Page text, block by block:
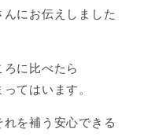
にお伝えしました
に比べたら
てはいます。
を補う安心できる